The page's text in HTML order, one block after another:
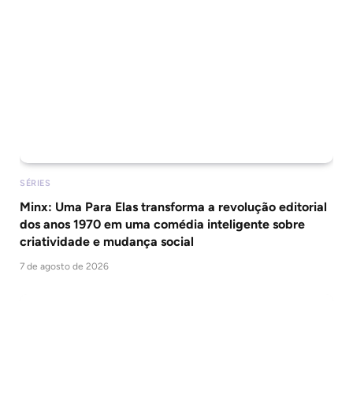
SÉRIES
Minx: Uma Para Elas transforma a revolução editorial
dos anos 1970 em uma comédia inteligente sobre
criatividade e mudança social
7 de agosto de 2026